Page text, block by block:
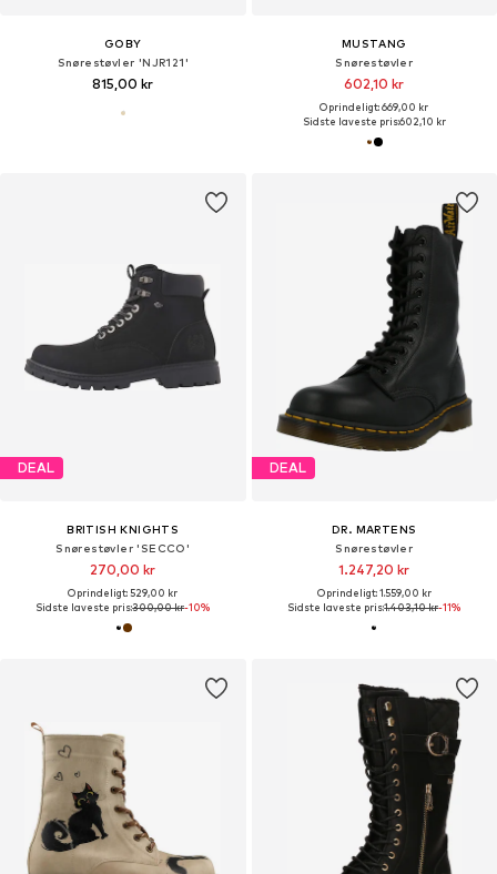
GOBY
Snørestøvler 'NJR121'
815,00 kr
MUSTANG
Snørestøvler
602,10 kr
Oprindeligt: 669,00 kr
Sidste laveste pris:602,10 kr
DEAL
BRITISH KNIGHTS
Snørestøvler 'SECCO'
270,00 kr
Oprindeligt: 529,00 kr
Sidste laveste pris:300,00 kr-10%
DEAL
DR. MARTENS
Snørestøvler
1.247,20 kr
Oprindeligt: 1.559,00 kr
Sidste laveste pris:1.403,10 kr-11%